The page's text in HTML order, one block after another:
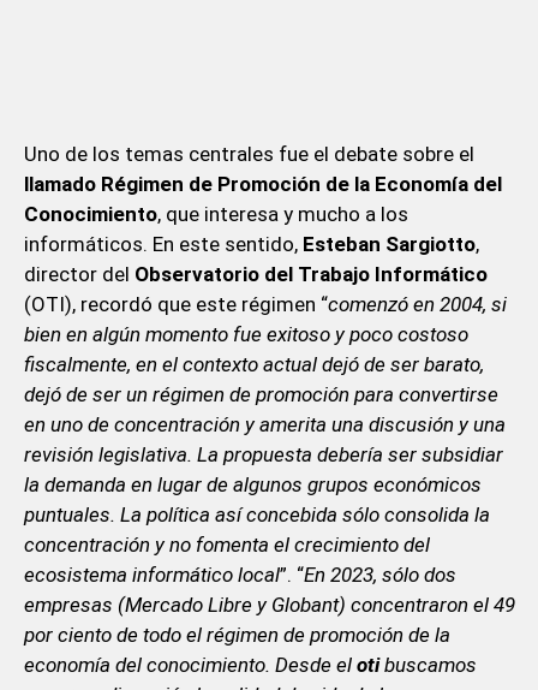
Uno de los temas centrales fue el debate sobre el
llamado Régimen de Promoción de la Economía del
Conocimiento, que interesa y mucho a los
informáticos. En este sentido, Esteban Sargiotto,
director del Observatorio del Trabajo Informático
(OTI), recordó que este régimen “comenzó en 2004, si
bien en algún momento fue exitoso y poco costoso
fiscalmente, en el contexto actual dejó de ser barato,
dejó de ser un régimen de promoción para convertirse
en uno de concentración y amerita una discusión y una
revisión legislativa. La propuesta debería ser subsidiar
la demanda en lugar de algunos grupos económicos
puntuales. La política así concebida sólo consolida la
concentración y no fomenta el crecimiento del
ecosistema informático local”. “En 2023, sólo dos
empresas (Mercado Libre y Globant) concentraron el 49
por ciento de todo el régimen de promoción de la
economía del conocimiento. Desde el otibuscamos